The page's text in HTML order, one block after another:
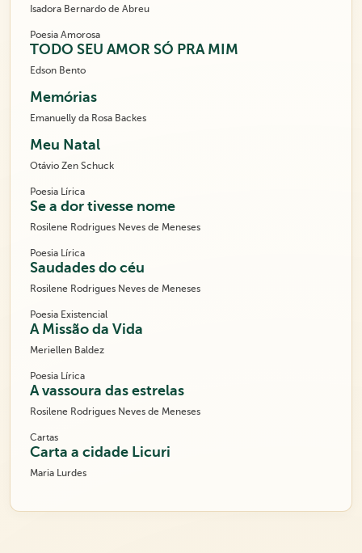
Isadora Bernardo de Abreu
Poesia Amorosa
TODO SEU AMOR SÓ PRA MIM
Edson Bento
Memórias
Emanuelly da Rosa Backes
Meu Natal
Otávio Zen Schuck
Poesia Lírica
Se a dor tivesse nome
Rosilene Rodrigues Neves de Meneses
Poesia Lírica
Saudades do céu
Rosilene Rodrigues Neves de Meneses
Poesia Existencial
A Missão da Vida
Meriellen Baldez
Poesia Lírica
A vassoura das estrelas
Rosilene Rodrigues Neves de Meneses
Cartas
Carta a cidade Licuri
Maria Lurdes